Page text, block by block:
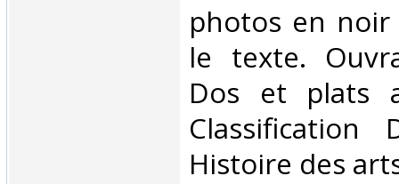
photos en
le texte.
Dos et plats
Classification
Histoire des